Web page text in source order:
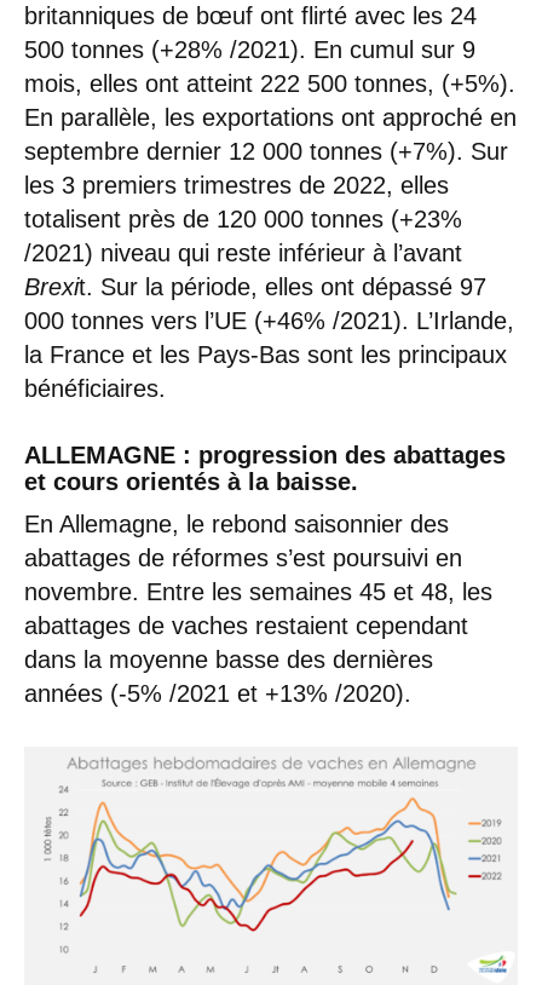
britanniques de bœuf ont flirté avec les 24
500 tonnes (+28% /2021). En cumul sur 9
mois, elles ont atteint 222 500 tonnes, (+5%).
En parallèle, les exportations ont approché en
septembre dernier 12 000 tonnes (+7%). Sur
les 3 premiers trimestres de 2022, elles
totalisent près de 120 000 tonnes (+23%
/2021) niveau qui reste inférieur à l’avant
Brexit. Sur la période, elles ont dépassé 97
000 tonnes vers l’UE (+46% /2021). L’Irlande,
la France et les Pays-Bas sont les principaux
bénéficiaires.
ALLEMAGNE : progression des abattages
et cours orientés à la baisse.
En Allemagne, le rebond saisonnier des
abattages de réformes s’est poursuivi en
novembre. Entre les semaines 45 et 48, les
abattages de vaches restaient cependant
dans la moyenne basse des dernières
années (-5% /2021 et +13% /2020).